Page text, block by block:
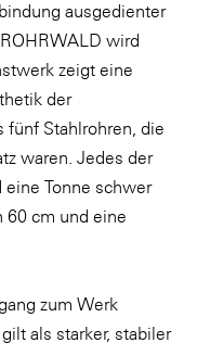
ausgedienter
wird
zeigt eine
der
fünf Stahlrohren, die
waren. Jedes der
Tonne schwer
60 cm und eine
zum Werk
als starker, stabiler